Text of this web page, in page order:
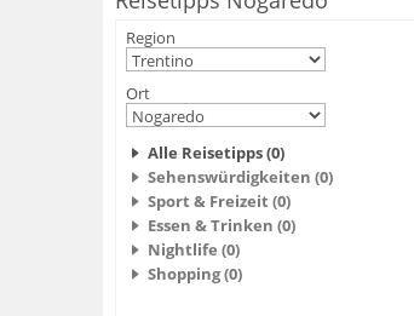
Region
Ort
Alle Reisetipps (0)
Sehenswürdigkeiten (0)
Sport & Freizeit (0)
Essen & Trinken (0)
Nightlife (0)
Shopping (0)